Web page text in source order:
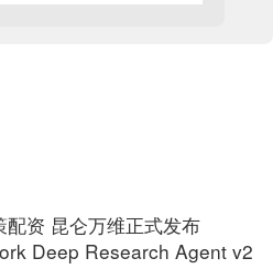
配资 昆仑万维正式发布
Deep Research Agent v2